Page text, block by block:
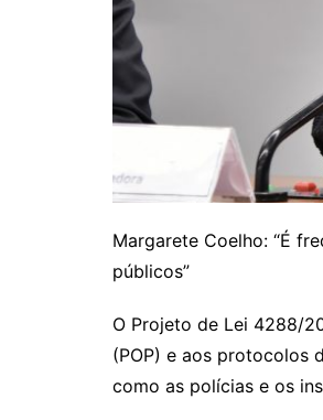
Margarete Coelho: “É
públicos”
O Projeto de Lei 4288/
(POP) e aos protocolos
como as polícias e os